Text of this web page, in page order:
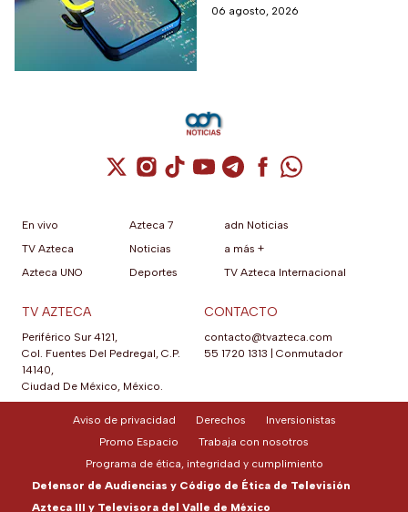
remota; debes tener activada
06 agosto, 2026
Cuenta de X / Twitter (se abre en una
Cuenta de Instagram (se abre en una
Cuenta de TikTok (se abre en
Cuenta de YouTube (se abre
Cuenta de Telegram (se
Cuenta de
Cuenta de
En vivo
TV Azteca
Azteca UNO
Azteca 7
Noticias
Deportes
adn Noticias
a más +
TV Azteca Internacional
TV AZTECA
Periférico Sur 4121,
Col. Fuentes Del Pedregal, C.P.
14140,
Ciudad De México, México.
CONTACTO
contacto@tvazteca.com
55 1720 1313
Conmutador
Aviso de privacidad Derechos
Inversionistas
Promo Espacio
Trabaja con nosotros
Programa de ética, integridad y cumplimiento
Defensor de Audiencias y Código de Ética de Televisión
Azteca III y Televisora del Valle de México